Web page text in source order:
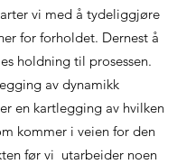
vi med å tydeliggjøre
for forholdet. Dernest å
holdning til prosessen.
av dynamikk
en kartlegging av hvilken
kommer i veien for den
før vi utarbeider noen